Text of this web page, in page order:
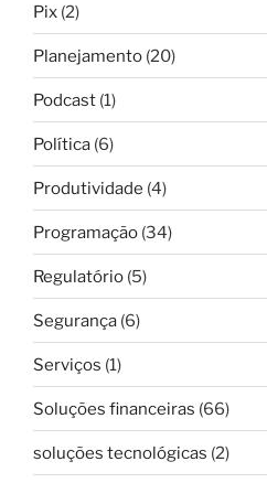
Pix (2)
Planejamento (20)
Podcast (1)
Política (6)
Produtividade (4)
Programação (34)
Regulatório (5)
Segurança (6)
Serviços (1)
Soluções financeiras (66)
soluções tecnológicas (2)